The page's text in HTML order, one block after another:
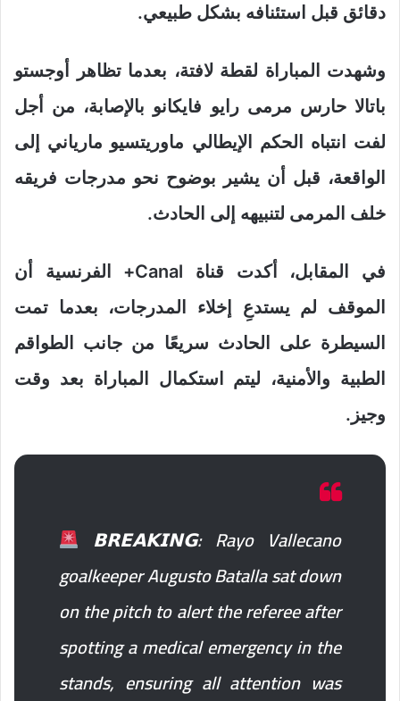
دقائق قبل استئنافه بشكل طبيعي.
وشهدت المباراة لقطة لافتة، بعدما تظاهر أوجستو
باتالا حارس مرمى رايو فايكانو بالإصابة، من أجل
لفت انتباه الحكم الإيطالي ماوريتسيو مارياني إلى
الواقعة، قبل أن يشير بوضوح نحو مدرجات فريقه
خلف المرمى لتنبيهه إلى الحادث.
في المقابل، أكدت قناة Canal+ الفرنسية أن
الموقف لم يستدعِ إخلاء المدرجات، بعدما تمت
السيطرة على الحادث سريعًا من جانب الطواقم
الطبية والأمنية، ليتم استكمال المباراة بعد وقت
وجيز.
𝗕𝗥𝗘𝗔𝗞𝗜𝗡𝗚: Rayo Vallecano
goalkeeper Augusto Batalla sat down
on the pitch to alert the referee after
spotting a medical emergency in the
stands, ensuring all attention was